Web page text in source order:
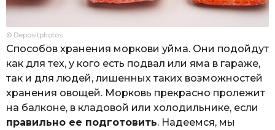
© Depositphotos
Способов хранения моркови уйма. Они подойдут
как для тех, у кого есть подвал или яма в гараже,
так и для людей, лишенных таких возможностей
хранения овощей. Морковь прекрасно пролежит
на балконе, в кладовой или холодильнике, если
правильно ее подготовить. Надеемся, мы